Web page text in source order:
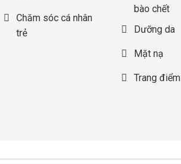
Chăm sóc cá nhân
trẻ
bào chết
Dưỡng da
Mặt nạ
Trang điểm